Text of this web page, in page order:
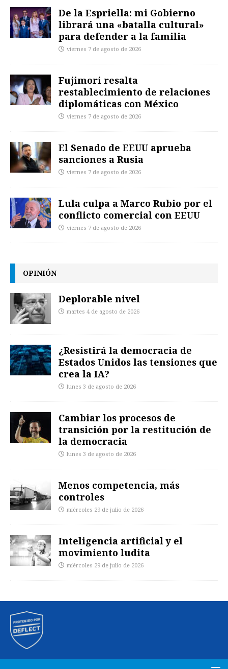
De la Espriella: mi Gobierno
librará una «batalla cultural»
para defender a la familia
viernes 7 de agosto de 2026
Fujimori resalta
restablecimiento de relaciones
diplomáticas con México
viernes 7 de agosto de 2026
El Senado de EEUU aprueba
sanciones a Rusia
viernes 7 de agosto de 2026
Lula culpa a Marco Rubio por el
conflicto comercial con EEUU
viernes 7 de agosto de 2026
OPINIÓN
Deplorable nivel
martes 4 de agosto de 2026
¿Resistirá la democracia de
Estados Unidos las tensiones que
crea la IA?
lunes 3 de agosto de 2026
Cambiar los procesos de
transición por la restitución de
la democracia
lunes 3 de agosto de 2026
Menos competencia, más
controles
miércoles 29 de julio de 2026
Inteligencia artificial y el
movimiento ludita
miércoles 29 de julio de 2026